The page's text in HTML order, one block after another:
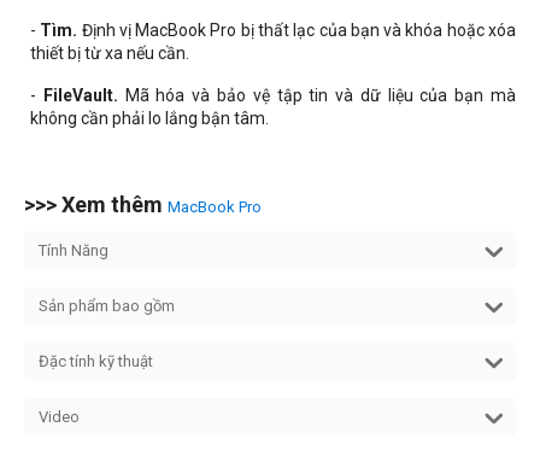
- Tìm. Định vị MacBook Pro bị thất lạc của bạn và khóa hoặc xóa
thiết bị từ xa nếu cần.
- FileVault. Mã hóa và bảo vệ tập tin và dữ liệu của bạn mà
không cần phải lo lắng bận tâm.
>>> Xem thêm MacBook Pro
Tính Năng
Sản phẩm bao gồm
Đặc tính kỹ thuật
Video